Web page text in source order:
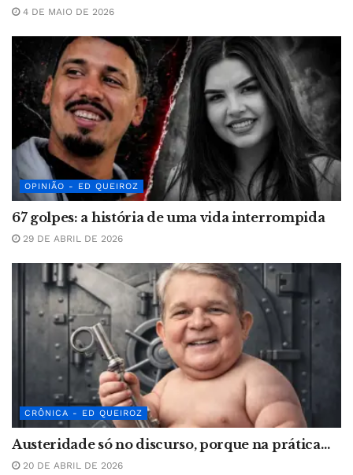
4 DE MAIO DE 2026
OPINIÃO - ED QUEIROZ
67 golpes: a história de uma vida interrompida
29 DE ABRIL DE 2026
CRÔNICA - ED QUEIROZ
Austeridade só no discurso, porque na prática…
20 DE ABRIL DE 2026